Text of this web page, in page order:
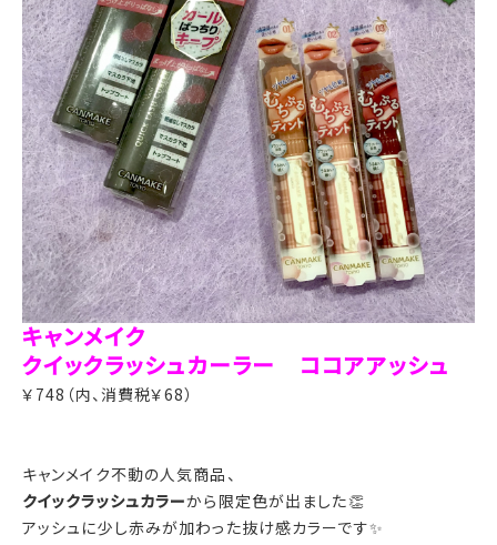
キャンメイク
クイックラッシュカーラー ココアアッシュ
￥748（内、消費税￥68）
キャンメイク不動の人気商品、
クイックラッシュカラーから限定色が出ました👏
アッシュに少し赤みが加わった抜け感カラーです✨